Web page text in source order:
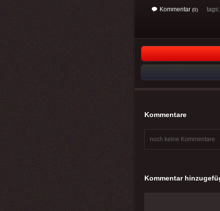
Kommentar (0)
Kommentare
noch keine Kommentare
Kommentar